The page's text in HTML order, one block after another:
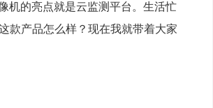
机的亮点就是云监测平台。生活忙
款产品怎么样？现在我就带着大家